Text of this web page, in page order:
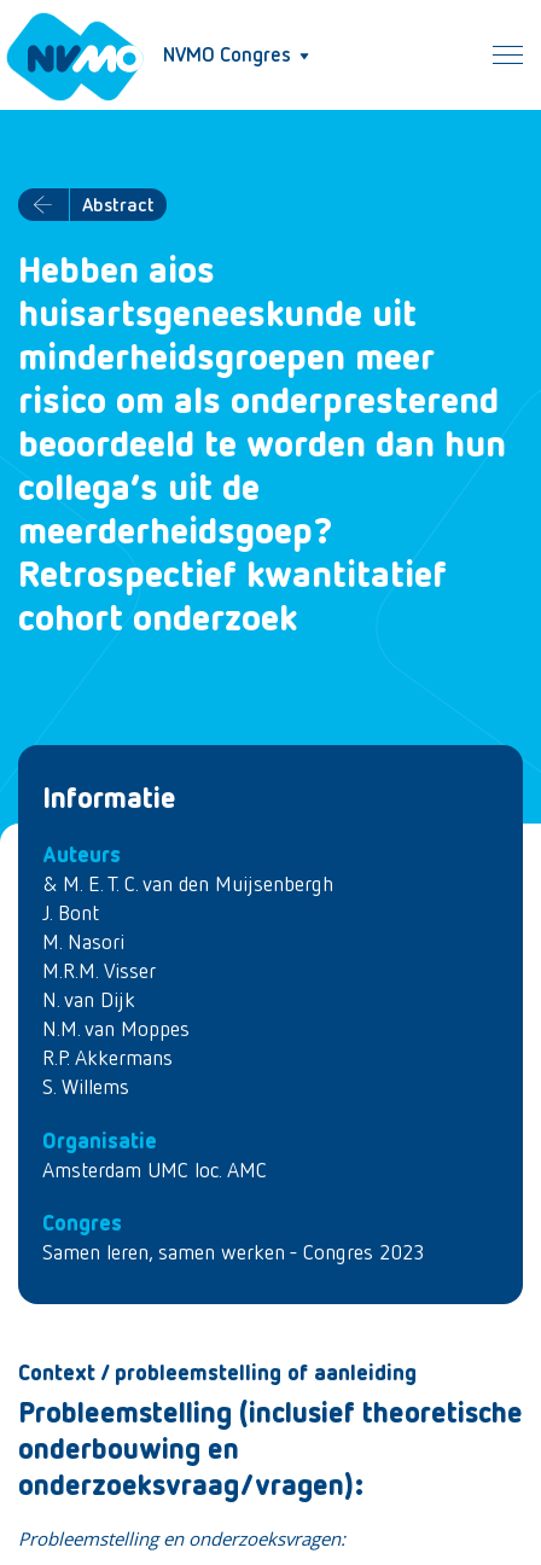
NVMO Congres
Abstract
Hebben aios
huisartsgeneeskunde uit
minderheidsgroepen meer
risico om als onderpresterend
beoordeeld te worden dan hun
collega’s uit de
meerderheidsgoep?
Retrospectief kwantitatief
cohort onderzoek
Informatie
Auteurs
& M. E. T. C. van den Muijsenbergh
J. Bont
M. Nasori
M.R.M. Visser
N. van Dijk
N.M. van Moppes
R.P. Akkermans
S. Willems
Organisatie
Amsterdam UMC loc. AMC
Congres
Samen leren, samen werken - Congres 2023
Context / probleemstelling of aanleiding
Probleemstelling (inclusief theoretische
onderbouwing en
onderzoeksvraag/vragen):
Probleemstelling en onderzoeksvragen: